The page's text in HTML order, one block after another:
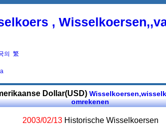
,
의 繁
Dollar(USD)
omrekenen
2003/02/13Historische Wisselkoersen